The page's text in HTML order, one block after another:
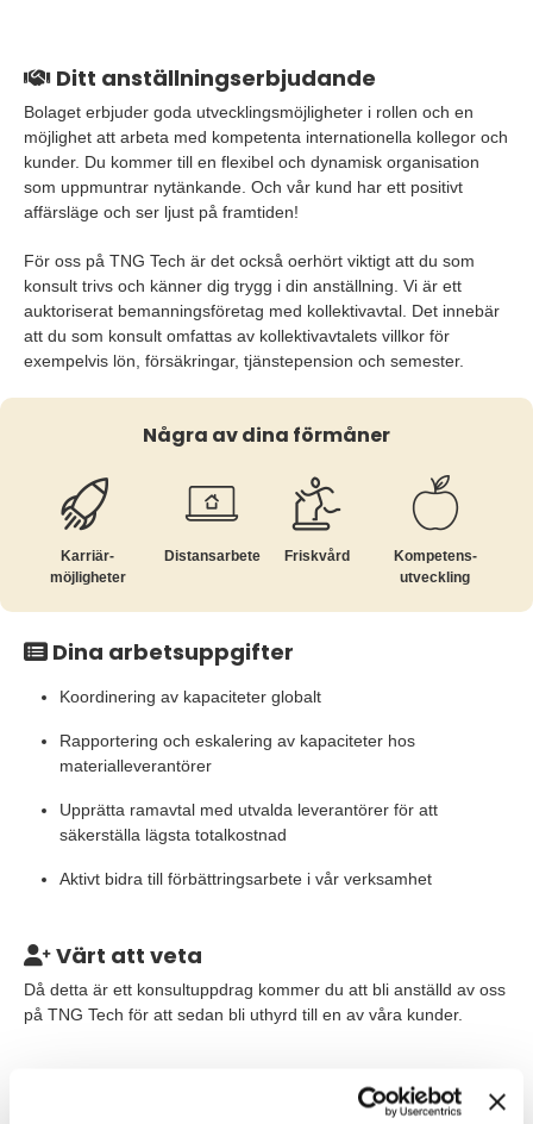
Ditt anställningserbjudande
Bolaget erbjuder goda utvecklingsmöjligheter i rollen och en
möjlighet att arbeta med kompetenta internationella kollegor och
kunder. Du kommer till en flexibel och dynamisk organisation
som uppmuntrar nytänkande. Och vår kund har ett positivt
affärsläge och ser ljust på framtiden!
För oss på TNG Tech är det också oerhört viktigt att du som
konsult trivs och känner dig trygg i din anställning. Vi är ett
auktoriserat bemanningsföretag med kollektivavtal. Det innebär
att du som konsult omfattas av kollektivavtalets villkor för
exempelvis lön, försäkringar, tjänstepension och semester.
Några av dina förmåner
Karriär­
möjligheter
Distansarbete Friskvård
Kompetens­
utveckling
Dina arbetsuppgifter
Koordinering av kapaciteter globalt
Rapportering och eskalering av kapaciteter hos
materialleverantörer
Upprätta ramavtal med utvalda leverantörer för att
säkerställa lägsta totalkostnad
Aktivt bidra till förbättringsarbete i vår verksamhet
Värt att veta
Då detta är ett konsultuppdrag kommer du att bli anställd av oss
på TNG Tech för att sedan bli uthyrd till en av våra kunder.
Vi söker dig som har en relevant utbildning för tjänsten samt